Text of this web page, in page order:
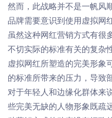
然而， 此战略并不是一帆风
品牌需要意识到使用虚拟网
虽然这种网红营销方式有很
不切实际的标准有关的复杂性
虚拟网红所塑造的完美形象
的标准所带来的压力，导致
对于年轻人和边缘化群体来
些完美无缺的人物形象既疏